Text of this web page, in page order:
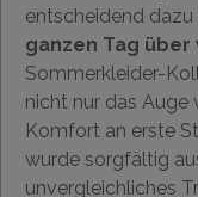
entscheidend dazu
ganzen Tag
Sommerkleider-
nicht nur das Auge
Komfort an erste
wurde sorgfältig
unvergleichliches